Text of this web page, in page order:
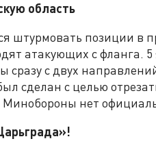
область
штурмовать позиции в
атакующих с фланга.
сразу с двух
сделан с целью
Минобороны нет